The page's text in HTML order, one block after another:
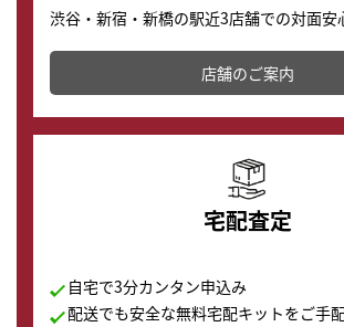
渋谷・新宿・新橋の駅近3店舗での対面安
その場で現金買取致します。渋谷本店で
店舗を併設しており、下取りに出してお得
の購入もできます♪
店舗のご案内
宅配査定
自宅で3分カンタン申込み
配送でも安全な無料宅配キットをご手